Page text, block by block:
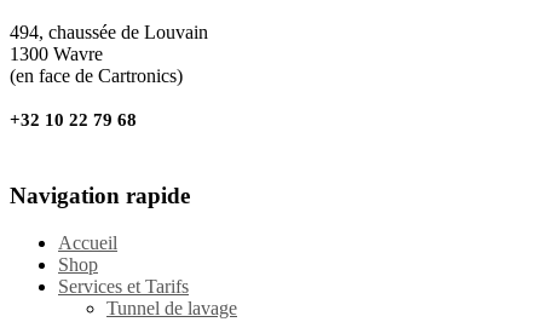
494, chaussée de Louvain
1300 Wavre
(en face de Cartronics)
+32 10 22 79 68
Navigation rapide
Accueil
Shop
Services et Tarifs
Tunnel de lavage